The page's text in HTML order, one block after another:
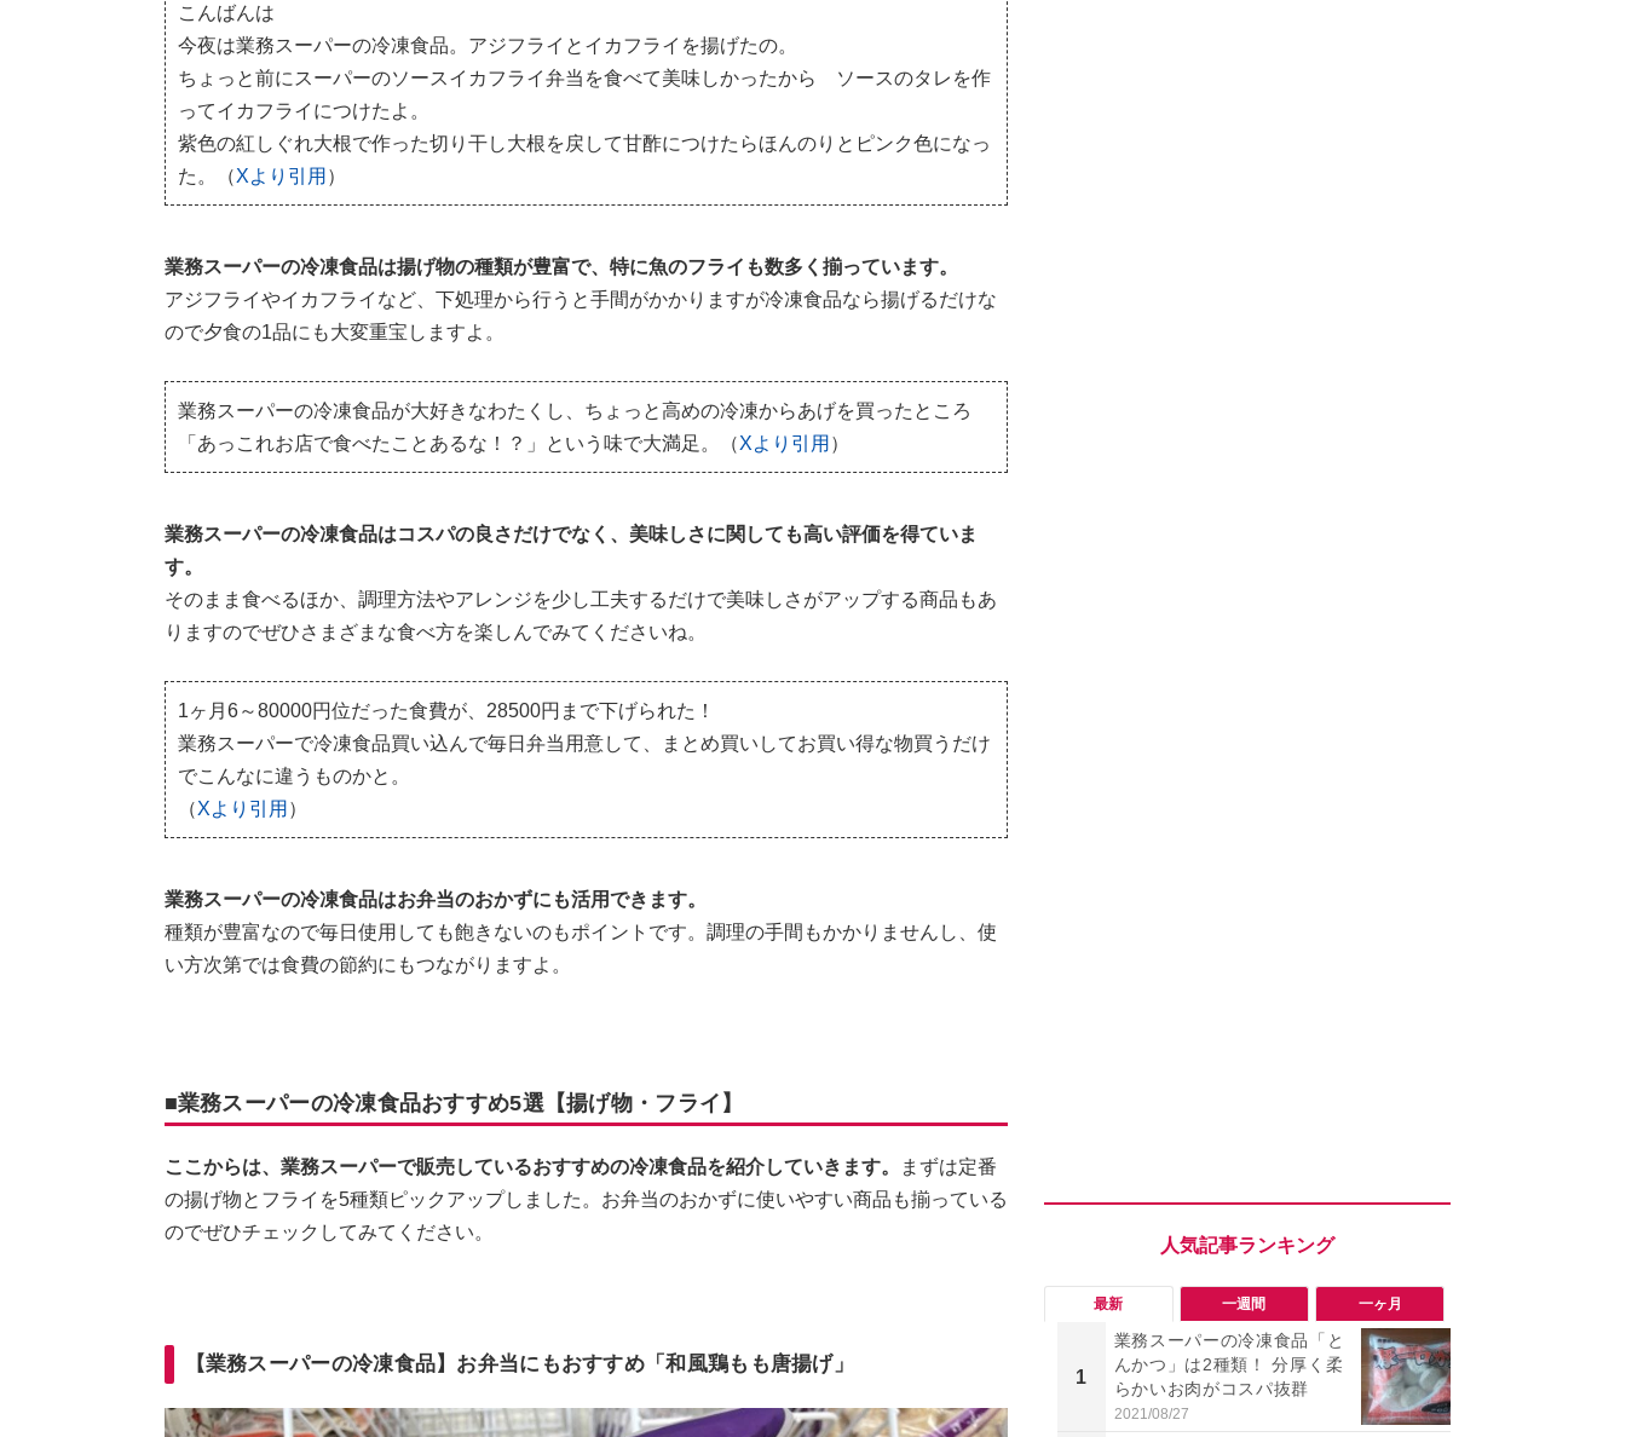
こんばんは
今夜は業務スーパーの冷凍食品。アジフライとイカフライを揚げたの。
ちょっと前にスーパーのソースイカフライ弁当を食べて美味しかったから ソースのタレを作
ってイカフライにつけたよ。
紫色の紅しぐれ大根で作った切り干し大根を戻して甘酢につけたらほんのりとピンク色になっ
た。（Xより引用 ）
業務スーパーの冷凍食品は揚げ物の種類が豊富で、特に魚のフライも数多く揃っています。
アジフライやイカフライなど、下処理から行うと手間がかかりますが冷凍食品なら揚げるだけな
ので夕食の1品にも大変重宝しますよ。
業務スーパーの冷凍食品が大好きなわたくし、ちょっと高めの冷凍からあげを買ったところ
「あっこれお店で食べたことあるな！？」という味で大満足。（Xより引用 ）
業務スーパーの冷凍食品はコスパの良さだけでなく、美味しさに関しても高い評価を得ていま
す。
そのまま食べるほか、調理方法やアレンジを少し工夫するだけで美味しさがアップする商品もあ
りますのでぜひさまざまな食べ方を楽しんでみてくださいね。
1ヶ月6～80000円位だった食費が、28500円まで下げられた！
業務スーパーで冷凍食品買い込んで毎日弁当用意して、まとめ買いしてお買い得な物買うだけ
でこんなに違うものかと。
（Xより引用 ）
業務スーパーの冷凍食品はお弁当のおかずにも活用できます。
種類が豊富なので毎日使用しても飽きないのもポイントです。調理の手間もかかりませんし、使
い方次第では食費の節約にもつながりますよ。
■業務スーパーの冷凍食品おすすめ5選【揚げ物・フライ】
ここからは、業務スーパーで販売しているおすすめの冷凍食品を紹介していきます。
まずは定番
の揚げ物とフライを5種類ピックアップしました。お弁当のおかずに使いやすい商品も揃っている
のでぜひチェックしてみてください。
【業務スーパーの冷凍食品】お弁当にもおすすめ「和風鶏もも唐揚げ」
最新 一週間 一ヶ月
1
業務スーパーの冷凍食品「と
んかつ」は2種類！ 分厚く柔
らかいお肉がコスパ抜群
2021/08/27